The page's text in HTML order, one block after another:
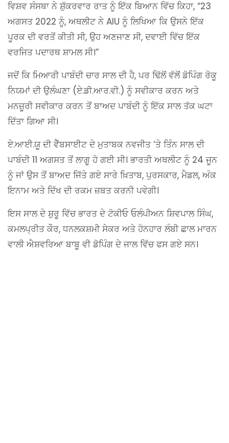
ਵਿਸ਼ਵ ਸੰਸਥਾ ਨੇ ਸ਼ੁੱਕਰਵਾਰ ਰਾਤ ਨੂੰ ਇੱਕ ਬਿਆਨ ਵਿੱਚ ਕਿਹਾ, “23
ਅਗਸਤ 2022 ਨੂੰ, ਅਥਲੀਟ ਨੇ AIU ਨੂੰ ਲਿਖਿਆ ਕਿ ਉਸਨੇ ਇੱਕ
ਪੂਰਕ ਦੀ ਵਰਤੋਂ ਕੀਤੀ ਸੀ, ਉਹ ਅਣਜਾਣ ਸੀ, ਦਵਾਈ ਵਿੱਚ ਇੱਕ
ਵਰਜਿਤ ਪਦਾਰਥ ਸ਼ਾਮਲ ਸੀ।”
ਜਦੋਂ ਕਿ ਮਿਆਰੀ ਪਾਬੰਦੀ ਚਾਰ ਸਾਲ ਦੀ ਹੈ, ਪਰ ਢਿੱਲੋਂ ਵੱਲੋਂ ਡੋਪਿੰਗ ਰੋਕੂ
ਨਿਯਮਾਂ ਦੀ ਉਲੰਘਣਾ (ਏ.ਡੀ.ਆਰ.ਵੀ.) ਨੂੰ ਸਵੀਕਾਰ ਕਰਨ ਅਤੇ
ਮਨਜ਼ੂਰੀ ਸਵੀਕਾਰ ਕਰਨ ਤੋਂ ਬਾਅਦ ਪਾਬੰਦੀ ਨੂੰ ਇੱਕ ਸਾਲ ਤੱਕ ਘਟਾ
ਦਿੱਤਾ ਗਿਆ ਸੀ।
ਏ.ਆਈ.ਯੂ ਦੀ ਵੈੱਬਸਾਈਟ ਦੇ ਮੁਤਾਬਕ ਨਵਜੀਤ ‘ਤੇ ਤਿੰਨ ਸਾਲ ਦੀ
ਪਾਬੰਦੀ 11 ਅਗਸਤ ਤੋਂ ਲਾਗੂ ਹੋ ਗਈ ਸੀ। ਭਾਰਤੀ ਅਥਲੀਟ ਨੂੰ 24 ਜੂਨ
ਨੂੰ ਜਾਂ ਉਸ ਤੋਂ ਬਾਅਦ ਜਿੱਤੇ ਗਏ ਸਾਰੇ ਖ਼ਿਤਾਬ, ਪੁਰਸਕਾਰ, ਮੈਡਲ, ਅੰਕ
ਇਨਾਮ ਅਤੇ ਦਿੱਖ ਦੀ ਰਕਮ ਜ਼ਬਤ ਕਰਨੀ ਪਵੇਗੀ।
ਇਸ ਸਾਲ ਦੇ ਸ਼ੁਰੂ ਵਿੱਚ ਭਾਰਤ ਦੇ ਟੋਕੀਓ ਓਲੰਪੀਅਨ ਸ਼ਿਵਪਾਲ ਸਿੰਘ,
ਕਮਲਪ੍ਰੀਤ ਕੌਰ, ਧਨਲਕਸ਼ਮੀ ਸੇਕਰ ਅਤੇ ਹੋਨਹਾਰ ਲੰਬੀ ਛਾਲ ਮਾਰਨ
ਵਾਲੀ ਐਸ਼ਵਰਿਆ ਬਾਬੂ ਵੀ ਡੋਪਿੰਗ ਦੇ ਜਾਲ ਵਿੱਚ ਫਸ ਗਏ ਸਨ।